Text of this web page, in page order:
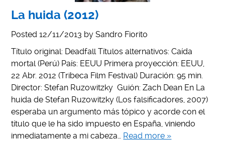
La huida (2012)
Posted12/11/2013 bySandro Fiorito
Título original: Deadfall Títulos alternativos: Caída
mortal (Perú) País: EEUU Primera proyección: EEUU,
22 Abr. 2012 (Tribeca Film Festival) Duración: 95 min.
Director: Stefan Ruzowitzky Guión: Zach Dean En La
huida de Stefan Ruzowitzky (Los falsificadores, 2007)
esperaba un argumento más tópico y acorde con el
título que le ha sido impuesto en España, viniendo
inmediatamente a mi cabeza… Read more »